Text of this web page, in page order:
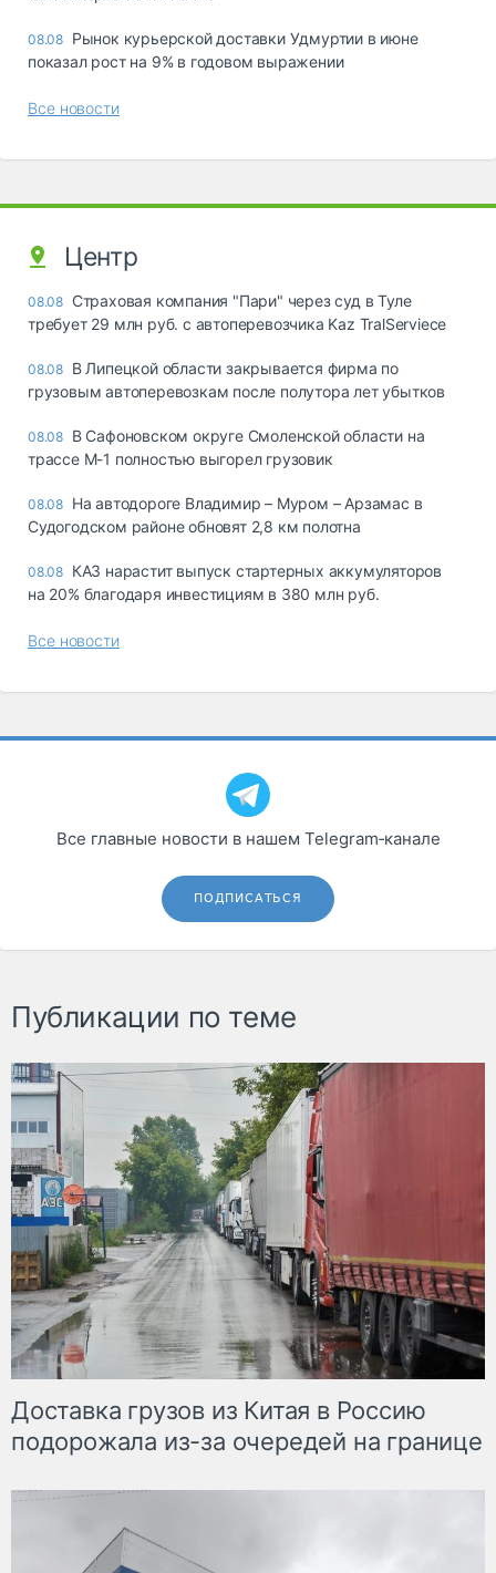
08.08 Рынок курьерской доставки Удмуртии в июне
показал рост на 9% в годовом выражении
Все новости
Центр
08.08 Страховая компания "Пари" через суд в Туле
требует 29 млн руб. с автоперевозчика Kaz TralServiece
08.08 В Липецкой области закрывается фирма по
грузовым автоперевозкам после полутора лет убытков
08.08 В Сафоновском округе Смоленской области на
трассе М-1 полностью выгорел грузовик
08.08 На автодороге Владимир – Муром – Арзамас в
Судогодском районе обновят 2,8 км полотна
08.08 КАЗ нарастит выпуск стартерных аккумуляторов
на 20% благодаря инвестициям в 380 млн руб.
Все новости
Все главные новости в нашем Telegram‑канале
ПОДПИСАТЬСЯ
Публикации по теме
Доставка грузов из Китая в Россию
подорожала из-за очередей на границе